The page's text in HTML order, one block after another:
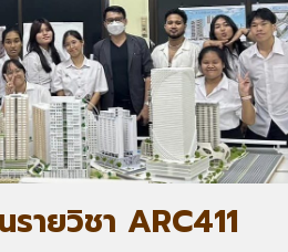
รายวิชา ARC411